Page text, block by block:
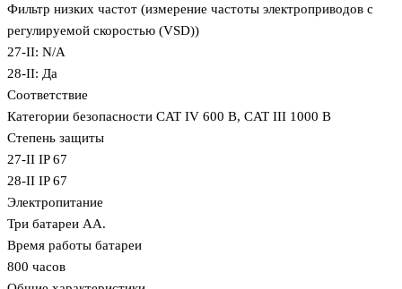
Фильтр низких частот (измерение частоты электроприводов с
регулируемой скоростью (VSD))
27-II: N/A
28-II: Да
Соответствие
Категории безопасности CAT IV 600 В, CAT III 1000 В
Степень защиты
27-II IP 67
28-II IP 67
Электропитание
Три батареи АА.
Время работы батареи
800 часов